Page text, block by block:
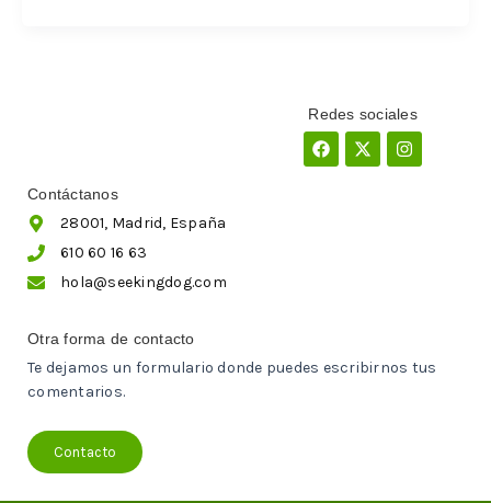
Redes sociales
Facebook
X-
twitter
Instagram
Contáctanos
28001, Madrid, España
610 60 16 63
hola@seekingdog.com
Otra forma de contacto
Te dejamos un formulario donde puedes escribirnos tus
comentarios.
Contacto